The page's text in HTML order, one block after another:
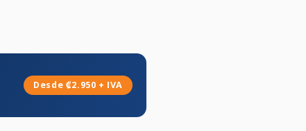
Desde ₡2.950 + IVA